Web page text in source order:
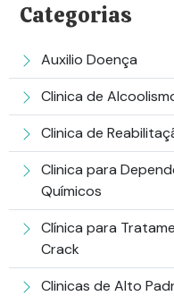
Categorias
Auxilio Doença
Clinica de
Clinica de
Clinica para
Químicos
Clínica para
Crack
Clinicas de Alto